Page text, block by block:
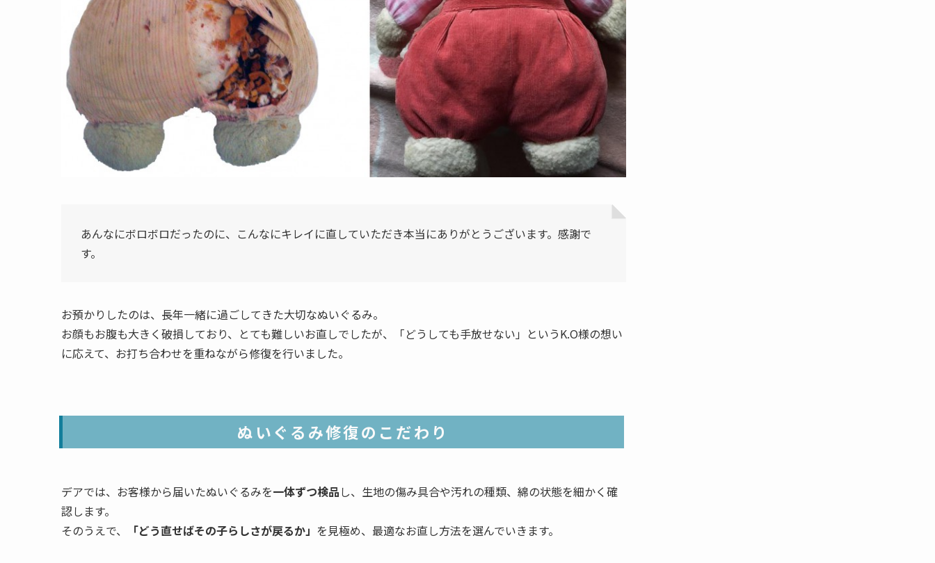
あんなにボロボロだったのに、こんなにキレイに直していただき本当にありがとうございます。感謝で
す。
お預かりしたのは、長年一緒に過ごしてきた大切なぬいぐるみ。
お顔もお腹も大きく破損しており、とても難しいお直しでしたが、「どうしても手放せない」というK.O様の想い
に応えて、お打ち合わせを重ねながら修復を行いました。
ぬいぐるみ修復のこだわり
デアでは、お客様から届いたぬいぐるみを一体ずつ検品し、生地の傷み具合や汚れの種類、綿の状態を細かく確
認します。
そのうえで、
「どう直せばその子らしさが戻るか」 を見極め、最適なお直し方法を選んでいきます。